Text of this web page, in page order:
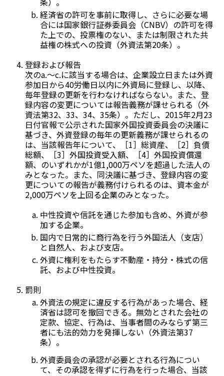
経済省の許可を事前に取得し、さらに必要な場
合には国家銀行証券委員会（CNBV）の許可を得
た上での、投票権のない、または制限された共
益権の株式への投資（外資法第20条）。
登録および報告
次のa.～c.に該当する場合は、企業設立日または外資
参加日から40労働日以内に外資局に登録し、以降、
毎年登録の更新を行わなければならない。また、登
録内容の変更については報告義務が課せられる（外
資法第32、33、34、35条）。ただし、2015年2月23
日付官報で公示された国家外国投資委員会の決議に
基づき、外資登録の毎年の更新義務が課せられるの
は、当該報告年について、［1］総資産、［2］負債
総額、［3］外国投資受入額、［4］外国投資償還
額、のいずれかが1億1,000万ペソを超過した法人の
みとなった。また、同決議に基づき、登録内容の変
更についての報告が義務付けられるのは、資本金が
2,000万ペソを上回る企業のみとなった。
中性投資や信託を通じた参加も含め、外資が参
加する企業。
国内で日常的に商行為を行う外国法人（支店）
と自然人、および支店。
外資に権利をもたらす不動産・持分・株式の信
託、および中性投資。
罰則
外資法の規定に違反する行為があった場合、経
済省は認可を撤回できる。無効とされた会社の
定款、協定、行為は、当事者間のみならず第三
者にも法的効力を発揮しない（外資法第37
条）。
外資委員会の承認が必要とされる行為につい
て、その承認を得ずに行為を行った場合、当該